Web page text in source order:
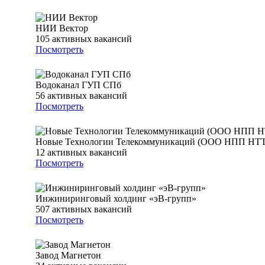
НИИ Вектор
105 активных вакансий
Посмотреть
Водоканал ГУП СПб
56 активных вакансий
Посмотреть
Новые Технологии Телекоммуникаций (ООО НПП
12 активных вакансий
Посмотреть
Инжиниринговый холдинг «эВ-групп»
507 активных вакансий
Посмотреть
Завод Магнетон